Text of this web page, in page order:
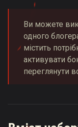
Ви можете
одного
містить
активувати
переглянути